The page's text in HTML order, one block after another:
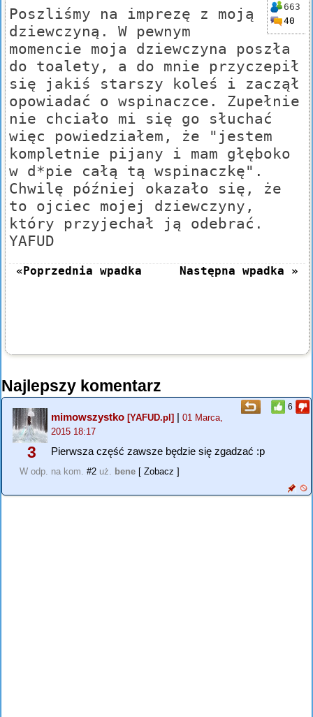
663
40
Poszliśmy na imprezę z moją
dziewczyną. W pewnym
momencie moja dziewczyna poszła
do toalety, a do mnie przyczepił
się jakiś starszy koleś i zaczął
opowiadać o wspinaczce. Zupełnie
nie chciało mi się go słuchać
więc powiedziałem, że "jestem
kompletnie pijany i mam głęboko
w d*pie całą tą wspinaczkę".
Chwilę później okazało się, że
to ojciec mojej dziewczyny,
który przyjechał ją odebrać.
YAFUD
«Poprzednia wpadka Następna wpadka »
Najlepszy komentarz
6
3
mimowszystko [YAFUD.pl] | 01 Marca,
2015 18:17
Pierwsza część zawsze będzie się zgadzać :p
W odp. na kom. #2 uż. bene [ Zobacz ]